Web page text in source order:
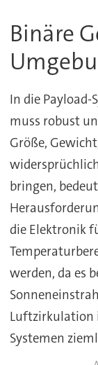
Binäre
In die
muss robust
Größe,
bringen,
die Elektronik
werden, da es
Luftzirkulation
Systemen